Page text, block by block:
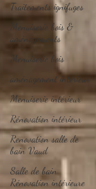
Traitements ignifuges
Menuiserie bois &
aménagements
Menuiserie bois
aménagement intérieur
Menuiserie intérieur
Rénovation intérieur
Renovation salle de
bain Vaud
Salle de bain
Rénovation intérieure